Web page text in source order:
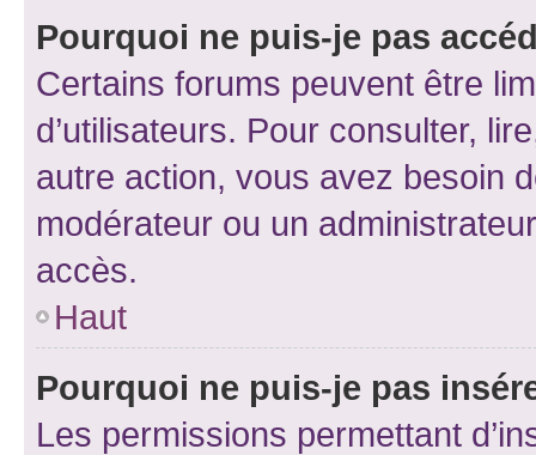
Pourquoi ne puis-je pas
Certains forums peuvent être
d’utilisateurs. Pour consulter,
autre action, vous avez besoin
modérateur ou un
accès.
Haut
Pourquoi ne puis-je pas
Les permissions permettant